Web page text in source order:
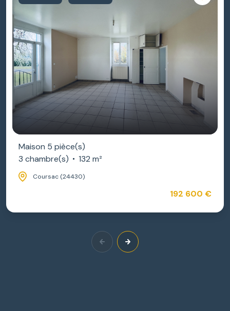
Maison 5 pièce(s)
3 chambre(s)
132 m²
Coursac (24430)
192 600 €